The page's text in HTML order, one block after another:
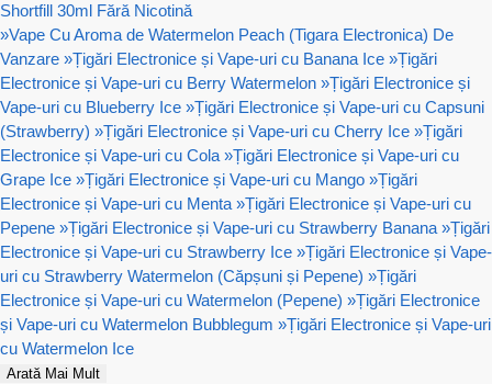
Shortfill 30ml Fără Nicotină
»Vape Cu Aroma de Watermelon Peach (Tigara Electronica) De
Vanzare »Țigări Electronice și Vape-uri cu Banana Ice »Țigări
Electronice și Vape-uri cu Berry Watermelon »Țigări Electronice și
Vape-uri cu Blueberry Ice »Țigări Electronice și Vape-uri cu Capsuni
(Strawberry) »Țigări Electronice și Vape-uri cu Cherry Ice »Țigări
Electronice și Vape-uri cu Cola »Țigări Electronice și Vape-uri cu
Grape Ice »Țigări Electronice și Vape-uri cu Mango »Țigări
Electronice și Vape-uri cu Menta »Țigări Electronice și Vape-uri cu
Pepene »Țigări Electronice și Vape-uri cu Strawberry Banana »Țigări
Electronice și Vape-uri cu Strawberry Ice »Țigări Electronice și Vape-
uri cu Strawberry Watermelon (Căpșuni și Pepene) »Țigări
Electronice și Vape-uri cu Watermelon (Pepene) »Țigări Electronice
și Vape-uri cu Watermelon Bubblegum »Țigări Electronice și Vape-uri
cu Watermelon Ice
Arată Mai Mult